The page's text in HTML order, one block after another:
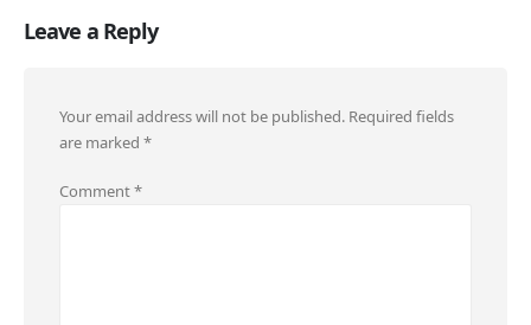
Leave a Reply
Your email address will not be published. Required fields
are marked *
Comment*